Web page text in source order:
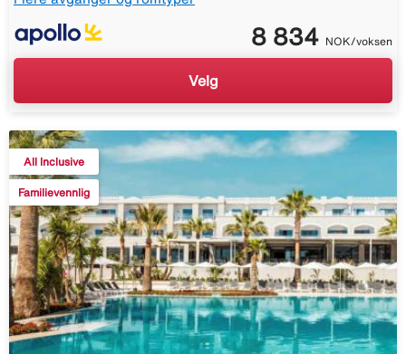
8 834 NOK/voksen
Velg
All Inclusive
Familievennlig